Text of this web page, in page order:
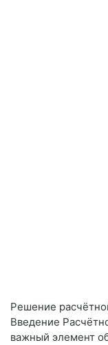
Решение
Введение
важный элемент